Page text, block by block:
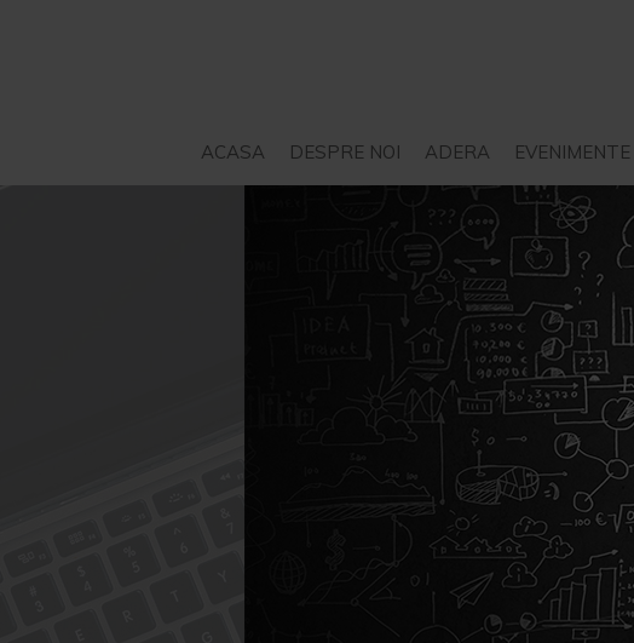
ACASA DESPRE NOI
SERVICII – CONSILIERE
ADERA EVENIMENTE